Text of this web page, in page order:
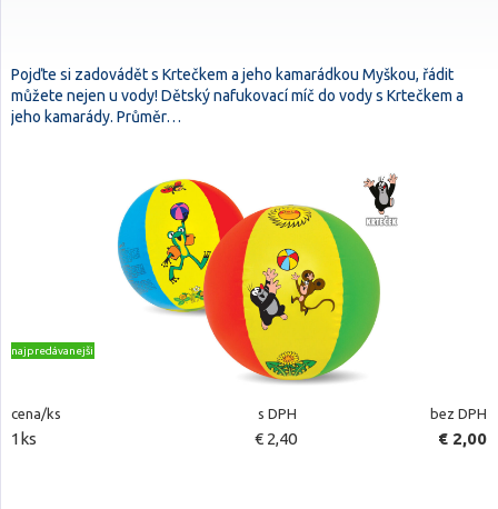
Pojďte si zadovádět s Krtečkem a jeho kamarádkou Myškou, řádit
můžete nejen u vody! Dětský nafukovací míč do vody s Krtečkem a
jeho kamarády. Průměr…
najpredávanejšie
cena/ks s DPH bez DPH
1ks € 2,40 € 2,00